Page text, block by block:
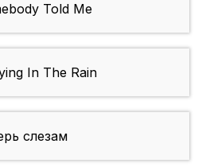
Told Me
In The Rain
слезам